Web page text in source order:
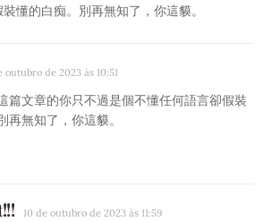
懂的白痴。別再無知了，你這貘。
outubro de 2023 às 10:51
篇文章的你只不過是個不懂任何語言卻假裝
再無知了，你這貘。
10 de outubro de 2023 às 11:59